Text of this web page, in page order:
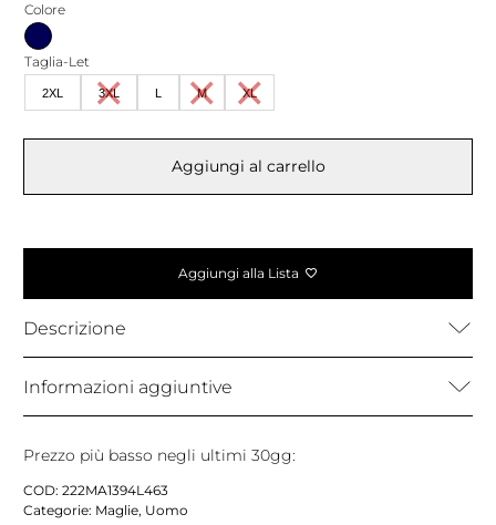
era:
130,00 €.
64,99 €.
Colore
Taglia-Let
2XL 3XL L M XL
Aggiungi al carrello
Aggiungi alla Lista
Descrizione
Informazioni aggiuntive
Prezzo più basso negli ultimi 30gg:
COD: 222MA1394L463
Categorie: Maglie, Uomo